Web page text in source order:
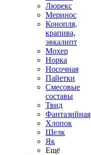
Люрекс
Меринос
Конопля,
крапива,
эвкалипт
Мохер
Норка
Носочная
Пайетки
Смесовые
составы
Твид
Фантазийная
Хлопок
Шелк
Як
Ещё